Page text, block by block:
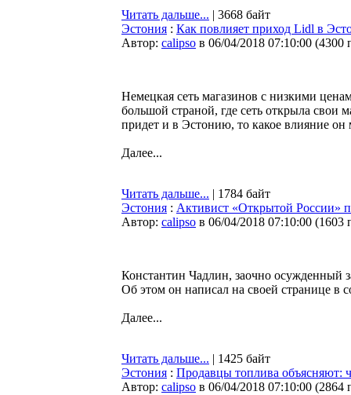
Читать дальше... | 3668 байт
Эстония : Как повлияет приход Lidl в
Автор: calipso в 06/04/2018 07:10:00 (4300
Немецкая сеть магазинов с низкими
большой страной, где сеть открыла
придет и в Эстонию, то какое влияние он
Далее...
Читать дальше... | 1784 байт
Эстония : Активист «Открытой России»
Автор: calipso в 06/04/2018 07:10:00 (1603
Константин Чадлин, заочно осужденный
Об этом он написал на своей странице в
Далее...
Читать дальше... | 1425 байт
Эстония : Продавцы топлива объясняют:
Автор: calipso в 06/04/2018 07:10:00 (2864